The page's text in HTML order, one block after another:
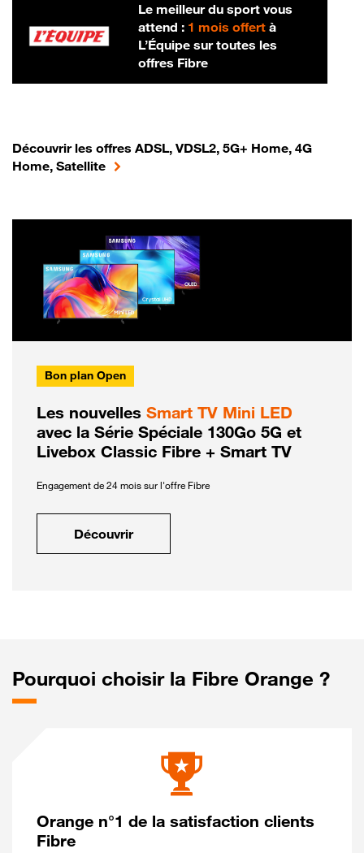
Le meilleur du sport vous
attend : 1 mois offertà
L’Équipe sur toutes les
offres Fibre
Découvrir les offres ADSL, VDSL2, 5G+ Home, 4G
Home, Satellite
Bon plan Open
Les nouvelles Smart TV Mini LED
avec la Série Spéciale 130Go 5G et
Livebox Classic Fibre + Smart TV
Engagement de 24 mois sur l'offre Fibre
Découvrir
Pourquoi choisir la Fibre Orange ?
Orange n°1 de la satisfaction clients
Fibre